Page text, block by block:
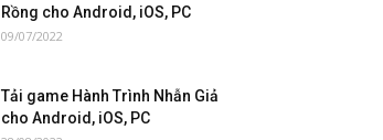
Rồng cho Android, iOS, PC
09/07/2022
Tải game Hành Trình Nhẫn Giả
cho Android, iOS, PC